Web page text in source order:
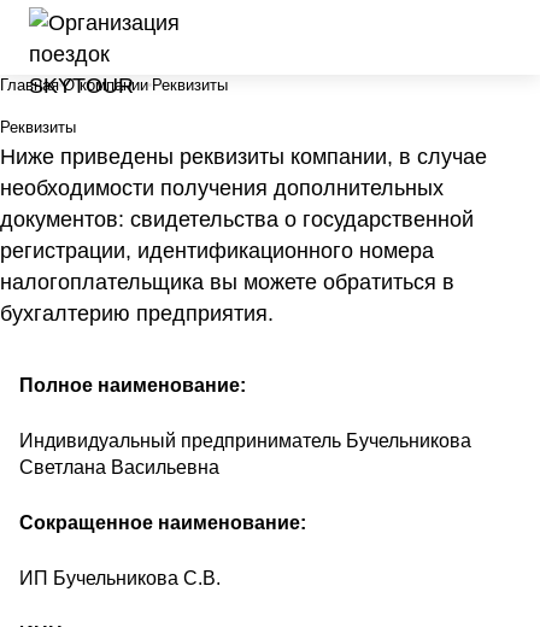
Главная О компании Реквизиты
Реквизиты
Ниже приведены реквизиты компании, в случае
необходимости получения дополнительных
документов: свидетельства о государственной
регистрации, идентификационного номера
налогоплательщика вы можете обратиться в
бухгалтерию предприятия.
Полное наименование:
Индивидуальный предприниматель Бучельникова
Светлана Васильевна
Сокращенное наименование:
ИП Бучельникова С.В.